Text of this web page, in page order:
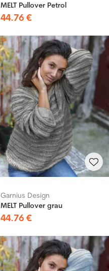
MELT Pullover Petrol
44.76 €
Garnius Design
MELT Pullover grau
44.76 €